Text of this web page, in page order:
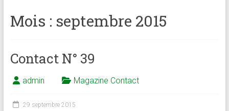
Mois : septembre 2015
Contact N° 39
admin Magazine Contact
29 septembre 2015